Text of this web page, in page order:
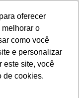
oferecer
o
como você
e personalizar
este site, você
de cookies.